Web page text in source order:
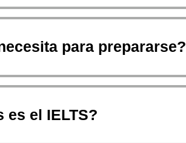
para prepararse?
es el IELTS?